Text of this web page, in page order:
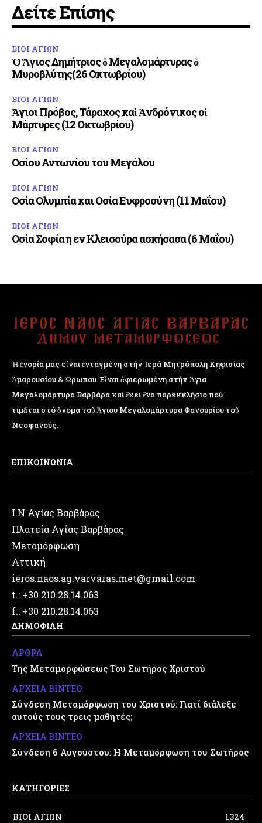
Δείτε Επίσης
ΒΙΟΙ ΑΓΙΩΝ
Ὁ Ἅγιος Δημήτριος ὁ Μεγαλομάρτυρας ὁ
Μυροβλύτης(26 Οκτωβρίου)
ΒΙΟΙ ΑΓΙΩΝ
Ἅγιοι Πρόβος, Τάραχος καὶ Ἀνδρόνικος οἱ
Μάρτυρες (12 Οκτωβρίου)
ΒΙΟΙ ΑΓΙΩΝ
Οσίου Αντωνίου του Μεγάλου
ΒΙΟΙ ΑΓΙΩΝ
Οσία Ολυμπία και Οσία Ευφροσύνη (11 Μαΐου)
ΒΙΟΙ ΑΓΙΩΝ
Οσία Σοφία η εν Κλεισούρα ασκήσασα (6 Μαΐου)
Ἡ ἐνορία μας εἶναι ἐνταγμένη στήν Ἱερά Μητρόπολη Κηφισίας
Ἁμαρουσίου & Ὠρωπου. Εἶναι ἀφιερωμένη στήν Ἅγια
Μεγαλομάρτυρα Βαρβάρα καί ἔχει ἕνα παρεκκλήσιο πού
τιμᾶται στό ὄνομα τοῦ Ἁγιου Μεγαλομάρτυρα Φανουρίου τοῦ
Νεοφανούς.
ΕΠΙΚΟΙΝΩΝΙΑ
Ι.Ν Αγίας Βαρβάρας
Πλατεία Αγίας Βαρβάρας
Μεταμόρφωση
Αττική
ieros.naos.ag.varvaras.met@gmail.com
t.: +30 210.28.14.063
f.: +30 210.28.14.063
ΔΗΜΟΦΙΛΗ
ΑΡΘΡΑ
Της Μεταμορφώσεως Του Σωτήρος Χριστού
ΑΡΧΕΙΑ ΒΙΝΤΕΟ
Σύνδεση Μεταμόρφωση του Χριστού: Γιατί διάλεξε
αυτούς τους τρεις μαθητές;
ΑΡΧΕΙΑ ΒΙΝΤΕΟ
Σύνδεση 6 Αυγούστου: Η Μεταμόρφωση του Σωτήρος
ΚΑΤΗΓΟΡΙΕΣ
ΒΙΟΙ ΑΓΙΩΝ 1324